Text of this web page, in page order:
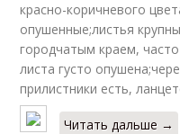
красно-коричневого
опушенные;листья
городчатым краем,
листа густо
прилистники есть,
Читать дальше →